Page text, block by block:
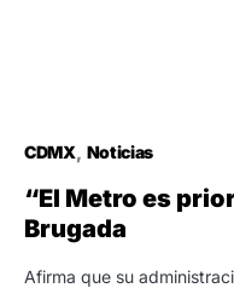
CDMX Noticias
“El Metro es
Brugada
Afirma que su